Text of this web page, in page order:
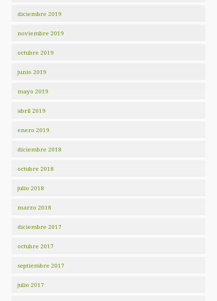
diciembre 2019
noviembre 2019
octubre 2019
junio 2019
mayo 2019
abril 2019
enero 2019
diciembre 2018
octubre 2018
julio 2018
marzo 2018
diciembre 2017
octubre 2017
septiembre 2017
julio 2017